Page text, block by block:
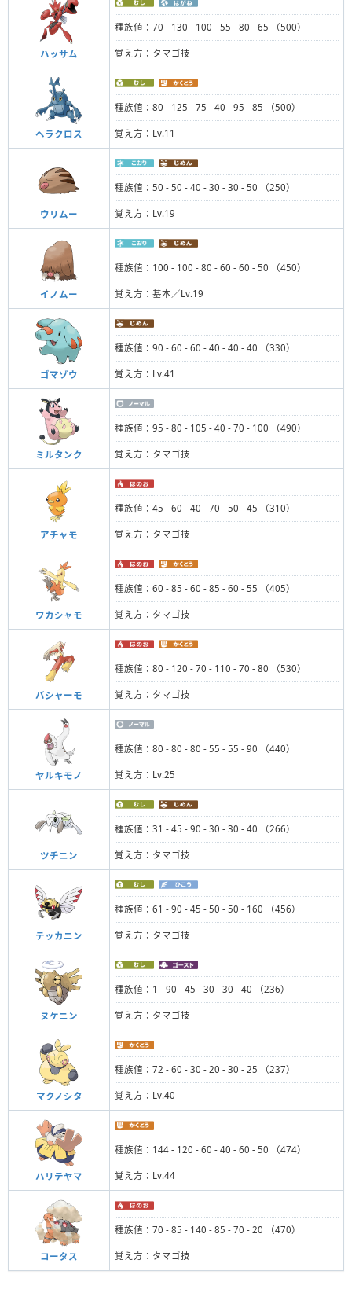
ハッサム
種族値：70 - 130 - 100 - 55 - 80 - 65 （500）
覚え方：タマゴ技
ヘラクロス
種族値：80 - 125 - 75 - 40 - 95 - 85 （500）
覚え方：Lv.11
ウリムー
種族値：50 - 50 - 40 - 30 - 30 - 50 （250）
覚え方：Lv.19
イノムー
種族値：100 - 100 - 80 - 60 - 60 - 50 （450）
覚え方：基本／Lv.19
ゴマゾウ
種族値：90 - 60 - 60 - 40 - 40 - 40 （330）
覚え方：Lv.41
ミルタンク
種族値：95 - 80 - 105 - 40 - 70 - 100 （490）
覚え方：タマゴ技
アチャモ
種族値：45 - 60 - 40 - 70 - 50 - 45 （310）
覚え方：タマゴ技
ワカシャモ
種族値：60 - 85 - 60 - 85 - 60 - 55 （405）
覚え方：タマゴ技
バシャーモ
種族値：80 - 120 - 70 - 110 - 70 - 80 （530）
覚え方：タマゴ技
ヤルキモノ
種族値：80 - 80 - 80 - 55 - 55 - 90 （440）
覚え方：Lv.25
ツチニン
種族値：31 - 45 - 90 - 30 - 30 - 40 （266）
覚え方：タマゴ技
テッカニン
種族値：61 - 90 - 45 - 50 - 50 - 160 （456）
覚え方：タマゴ技
ヌケニン
種族値：1 - 90 - 45 - 30 - 30 - 40 （236）
覚え方：タマゴ技
マクノシタ
種族値：72 - 60 - 30 - 20 - 30 - 25 （237）
覚え方：Lv.40
ハリテヤマ
種族値：144 - 120 - 60 - 40 - 60 - 50 （474）
覚え方：Lv.44
コータス
種族値：70 - 85 - 140 - 85 - 70 - 20 （470）
覚え方：タマゴ技